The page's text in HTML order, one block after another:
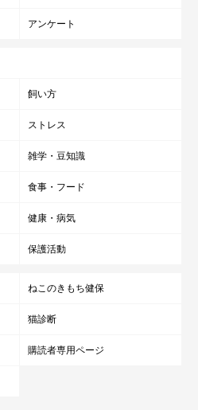
アンケート
飼い方
ストレス
雑学・豆知識
食事・フード
健康・病気
保護活動
ねこのきもち健保
猫診断
購読者専用ページ